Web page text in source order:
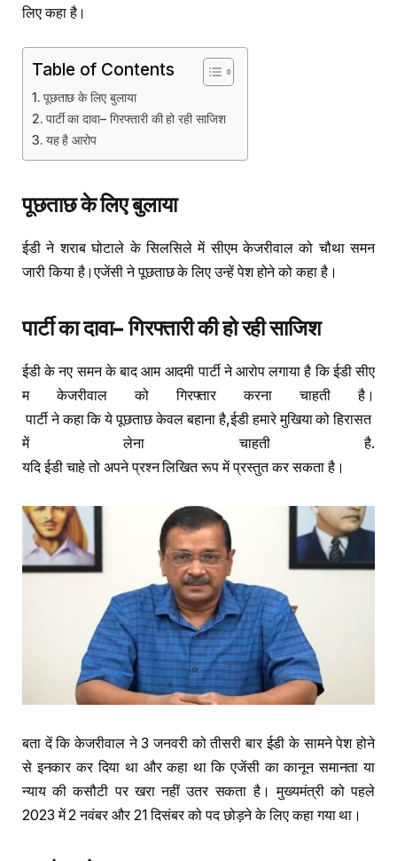
लिए कहा है।
Table of Contents
पूछताछ के लिए बुलाया
पार्टी का दावा– गिरफ्तारी की हो रही साजिश
यह है आरोप
पूछताछकेलिएबुलाया
ईडी ने शराब घोटाले के सिलसिले में सीएम केजरीवाल को चौथा समन
जारी किया है।एजेंसी ने पूछताछ के लिए उन्हें पेश होने को कहा है।
पार्टीकादावा–गिरफ्तारीकीहोरहीसाजिश
ईडी के नए समन के बाद आम आदमी पार्टी ने आरोप लगाया है कि ईडी सीए
म केजरीवाल को गिरफ्तार करना चाहती है।
पार्टी ने कहा कि ये पूछताछ केवल बहाना है,ईडी हमारे मुखिया को हिरासत
में लेना चाहती है.
यदि ईडी चाहे तो अपने प्रश्न लिखित रूप में प्रस्तुत कर सकता है।
बता दें कि केजरीवाल ने 3 जनवरी को तीसरी बार ईडी के सामने पेश होने
से इनकार कर दिया था और कहा था कि एजेंसी का कानून समानता या
न्याय की कसौटी पर खरा नहीं उतर सकता है। मुख्यमंत्री को पहले
2023 में 2 नवंबर और 21 दिसंबर को पद छोड़ने के लिए कहा गया था।